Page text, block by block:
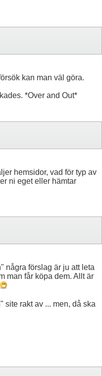
kan man väl göra.
*Over and Out*
hemsidor, vad för typ av
ni eget eller hämtar
några förslag är ju att leta
man får köpa dem. Allt är
site rakt av ... men, då ska